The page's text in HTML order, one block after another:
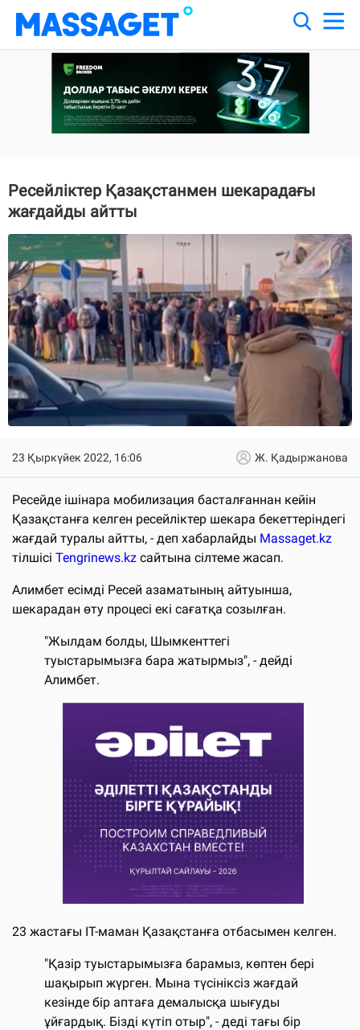
Ресейліктер Қазақстанмен шекарадағы
жағдайды айтты
23 Қыркүйек 2022, 16:06 Ж. Қадыржанова
Ресейде ішінара мобилизация басталғаннан кейін
Қазақстанға келген ресейліктер шекара бекеттеріндегі
жағдай туралы айтты, - деп хабарлайды Massaget.kz
тілшісі Tengrinews.kz сайтына сілтеме жасап.
Алимбет есімді Ресей азаматының айтуынша,
шекарадан өту процесі екі сағатқа созылған.
"Жылдам болды, Шымкенттегі
туыстарымызға бара жатырмыз", - дейді
Алимбет.
23 жастағы IT-маман Қазақстанға отбасымен келген.
"Қазір туыстарымызға барамыз, көптен бері
шақырып жүрген. Мына түсініксіз жағдай
кезінде бір аптаға демалысқа шығуды
ұйғардық. Бізді күтіп отыр", - деді тағы бір